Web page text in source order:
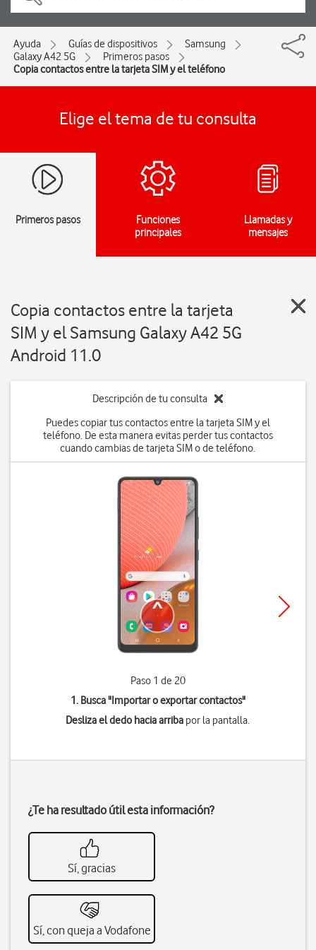
Ayuda Guías de dispositivos
Samsung
Galaxy A42 5G
Primeros pasos
Copia contactos entre la tarjeta SIM y el teléfono
Elige el tema de tu consulta
Primeros pasos
Funciones
principales
Llamadas y
mensajes
Copia contactos entre la tarjeta
SIM y el Samsung Galaxy A42 5G
Android 11.0
Descripción de tu consulta
Puedes copiar tus contactos entre la tarjeta SIM y el
teléfono. De esta manera evitas perder tus contactos
cuando cambias de tarjeta SIM o de teléfono.
Paso 1 de 20
1. Busca "Importar o exportar contactos"
Desliza el dedo hacia arriba por la pantalla.
¿Te ha resultado útil esta información?
Sí, gracias
Sí, con queja a Vodafone